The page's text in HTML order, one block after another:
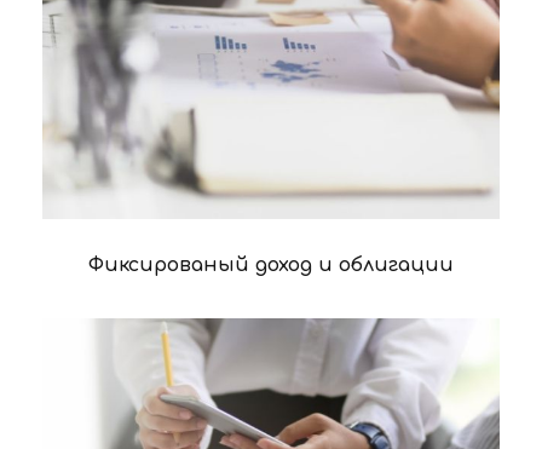
Фиксированый доход и облигации